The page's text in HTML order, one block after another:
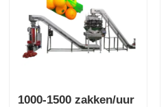
1000-1500 zakken/uur